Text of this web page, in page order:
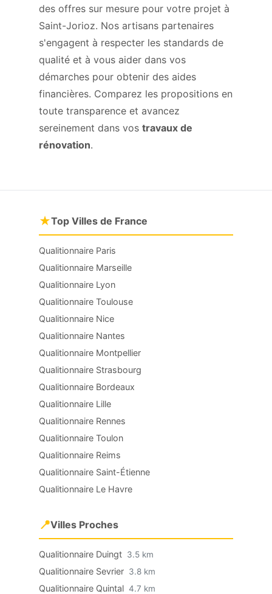
des offres sur mesure pour votre projet à
Saint-Jorioz. Nos artisans partenaires
s'engagent à respecter les standards de
qualité et à vous aider dans vos
démarches pour obtenir des aides
financières. Comparez les propositions en
toute transparence et avancez
sereinement dans vos travaux de
rénovation.
★Top Villes de France
Qualitionnaire Paris
Qualitionnaire Marseille
Qualitionnaire Lyon
Qualitionnaire Toulouse
Qualitionnaire Nice
Qualitionnaire Nantes
Qualitionnaire Montpellier
Qualitionnaire Strasbourg
Qualitionnaire Bordeaux
Qualitionnaire Lille
Qualitionnaire Rennes
Qualitionnaire Toulon
Qualitionnaire Reims
Qualitionnaire Saint-Étienne
Qualitionnaire Le Havre
📍Villes Proches
Qualitionnaire Duingt 3.5 km
Qualitionnaire Sevrier 3.8 km
Qualitionnaire Quintal 4.7 km